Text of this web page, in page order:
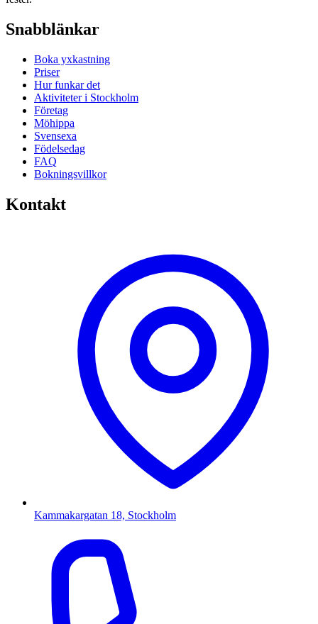
Snabblänkar
Boka yxkastning
Priser
Hur funkar det
Aktiviteter i Stockholm
Företag
Möhippa
Svensexa
Födelsedag
FAQ
Bokningsvillkor
Kontakt
Kammakargatan 18, Stockholm